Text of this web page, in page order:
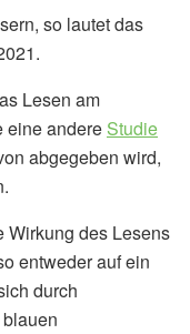
so lautet das
Lesen am
eine andere Studie
abgegeben wird,
Wirkung des Lesens
entweder auf ein
durch